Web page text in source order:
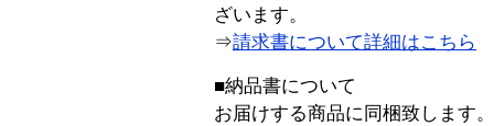
ざいます。
⇒請求書について詳細はこちら
■納品書について
お届けする商品に同梱致します。